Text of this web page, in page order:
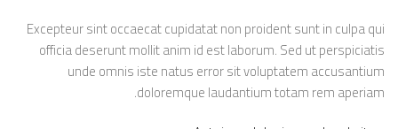
Excepteur sint occaecat cupidatat non proident sunt in culpa qui
officia deserunt mollit anim id est laborum. Sed ut perspiciatis
unde omnis iste natus error sit voluptatem accusantium
doloremque laudantium totam rem aperiam.